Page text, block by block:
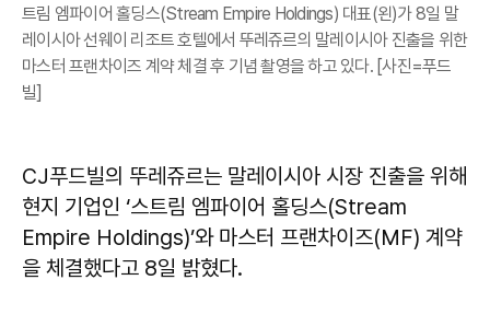
트림 엠파이어 홀딩스(Stream Empire Holdings) 대표(왼)가 8일 말
레이시아 선웨이 리조트 호텔에서 뚜레쥬르의 말레이시아 진출을 위한
마스터 프랜차이즈 계약 체결 후 기념 촬영을 하고 있다. [사진=푸드
빌]
CJ푸드빌의 뚜레쥬르는 말레이시아 시장 진출을 위해
현지 기업인 ‘스트림 엠파이어 홀딩스(Stream
Empire Holdings)’와 마스터 프랜차이즈(MF) 계약
을 체결했다고 8일 밝혔다.